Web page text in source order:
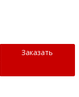
Заказать